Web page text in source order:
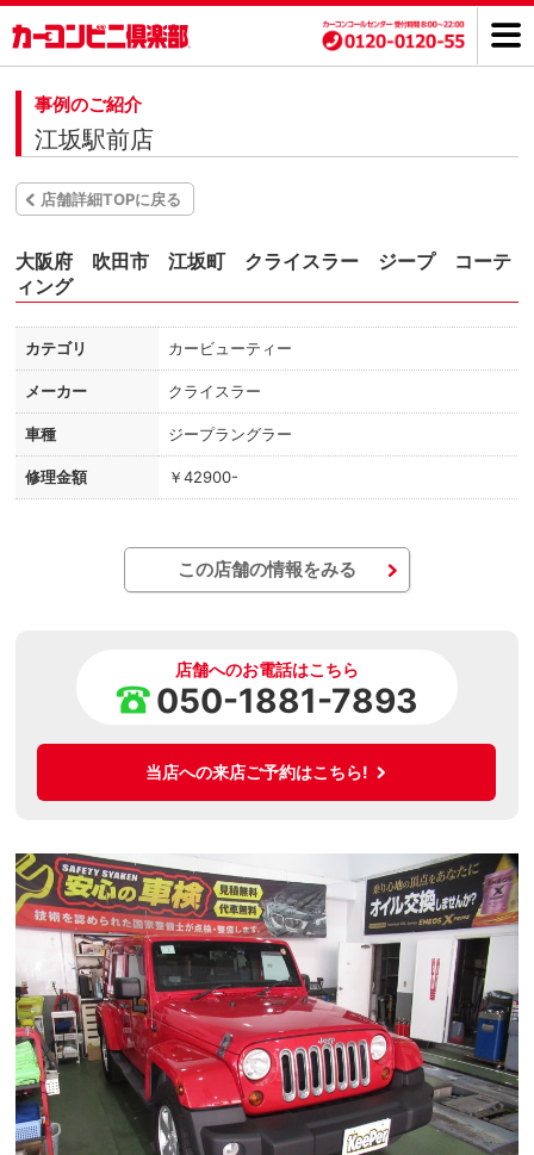
事例のご紹介
江坂駅前店
店舗詳細TOPに戻る
大阪府 吹田市 江坂町 クライスラー ジープ コーテ
ィング
カテゴリ カービューティー
メーカー クライスラー
車種 ジープラングラー
修理金額 ￥42900-
この店舗の情報をみる
店舗へのお電話はこちら
050-1881-7893
当店への来店ご予約はこちら!